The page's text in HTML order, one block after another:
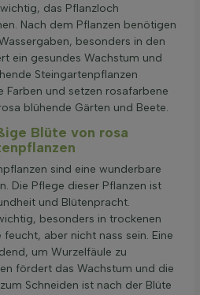
das Pflanzloch
Nach dem Pflanzen benötigen
besonders in den
ein gesundes Wachstum und
Steingartenpflanzen
Farben und setzen rosafarbene
blühende Gärten und Beete.
Blüte von rosa
sind eine wunderbare
Die Pflege dieser Pflanzen ist
und Blütenpracht.
besonders in trockenen
aber nicht nass sein. Eine
um Wurzelfäule zu
fördert das Wachstum und die
Schneiden ist nach der Blüte